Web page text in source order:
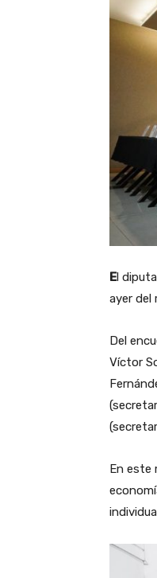
E l
ayer del
Del
Víctor
En este